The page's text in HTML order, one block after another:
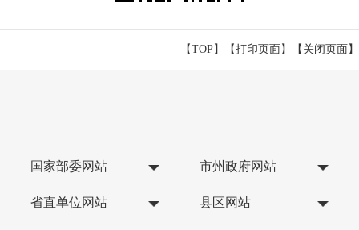
【TOP】 【打印页面】【 关闭页面】
国家部委网站 市州政府网站
省直单位网站 县区网站